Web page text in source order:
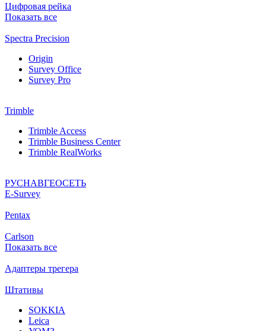
Цифровая рейка
Показать все
Spectra Precision
Origin
Survey Office
Survey Pro
Trimble
Trimble Access
Trimble Business Center
Trimble RealWorks
РУСНАВГЕОСЕТЬ
Е-Survey
Pentax
Carlson
Показать все
Адаптеры трегера
Штативы
SOKKIA
Leica